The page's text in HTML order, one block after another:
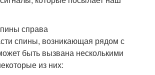
справа
спины, возникающая рядом с
быть вызвана несколькими
из них: